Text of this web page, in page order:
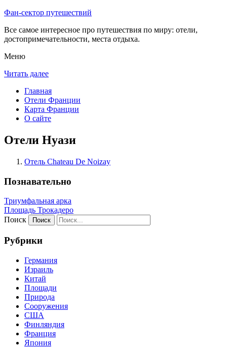
Фан-сектор путешествий
Все самое интересное про путешествия по миру: отели,
достопримечательности, места отдыха.
Меню
Читать далее
Главная
Отели Франции
Карта Франции
О сайте
Отели Нуази
Отель Chateau De Noizay
Познавательно
Триумфальная арка
Площадь Трокадеро
Поиск
Рубрики
Германия
Израиль
Китай
Площади
Природа
Сооружения
США
Финляндия
Франция
Япония